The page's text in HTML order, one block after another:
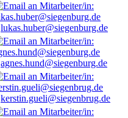
lukas.huber@siegenburg.de
agnes.hund@siegenburg.de
kerstin.gueli@siegenbrug.de